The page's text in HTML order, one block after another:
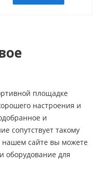
площадке
настроения и
и
сопутствует такому
сайте вы можете
оборудование для